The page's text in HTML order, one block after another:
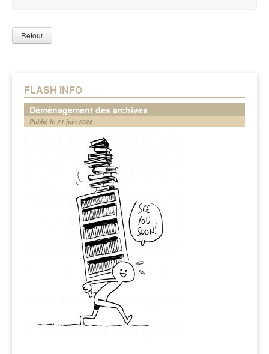
FLASH INFO
Déménagement des archives
Publié le 21 juin 2026
Retour